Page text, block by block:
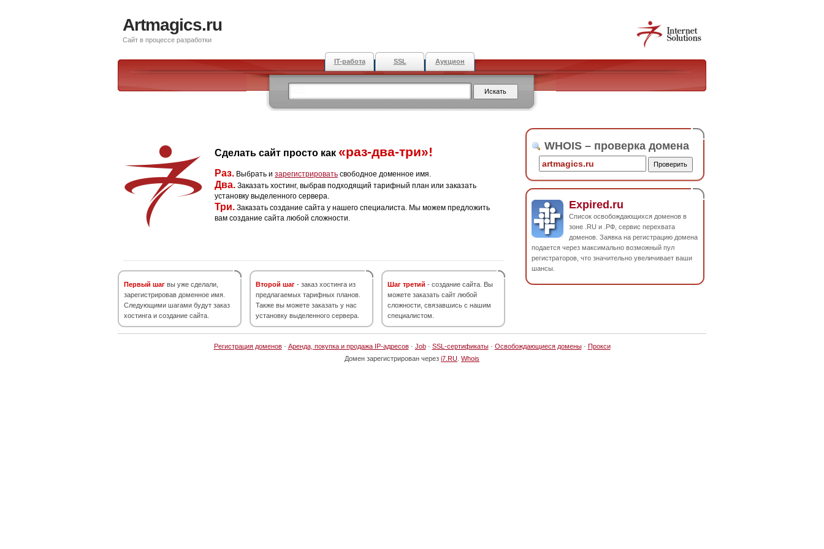
Artmagics.ru
Сайт в процессе разработки
IT-работа SSL Аукцион
Сделать сайт просто как «раз-два-три»!
Раз. Выбрать и зарегистрировать свободное доменное имя.
Два. Заказать хостинг, выбрав подходящий тарифный план или заказать
установку выделенного сервера.
Три. Заказать создание сайта у нашего специалиста. Мы можем предложить
вам создание сайта любой сложности.
Первый шаг вы уже сделали,
зарегистрировав доменное имя.
Следующими шагами будут заказ
хостинга и создание сайта.
Второй шаг - заказ хостинга из
предлагаемых тарифных планов.
Также вы можете заказать у нас
установку выделенного сервера.
Шаг третий - создание сайта. Вы
можете заказать сайт любой
сложности, связавшись с нашим
специалистом.
WHOIS – проверка домена
Expired.ru
Список освобождающихся доменов в
зоне .RU и .РФ, сервис перехвата
доменов. Заявка на регистрацию домена
подается через максимально возможный пул
регистраторов, что значительно увеличивает ваши
шансы.
Регистрация доменов· Аренда, покупка и продажа IP-адресов· Job· SSL-сертификаты· Освобождающиеся домены· Прокси
Домен зарегистрирован через i7.RU Whois